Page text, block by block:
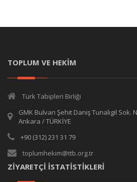
TOPLUM VE HEKİM
Türk Tabipleri Birliği
GMK Bulvarı Şehit Daniş Tunalıgil Sok.
Ankara / TÜRKİYE
+90 (312) 231 31 79
toplumhekim@ttb.org.tr
ZİYARETÇİ İSTATİSTİKLERİ